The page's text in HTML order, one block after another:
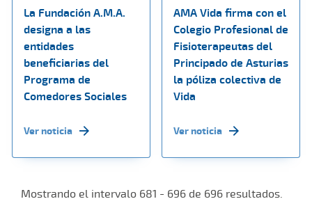
La Fundación A.M.A.
designa a las
entidades
beneficiarias del
Programa de
Comedores Sociales
Ver noticia
AMA Vida firma con el
Colegio Profesional de
Fisioterapeutas del
Principado de Asturias
la póliza colectiva de
Vida
Ver noticia
Mostrando el intervalo 681 - 696 de 696 resultados.